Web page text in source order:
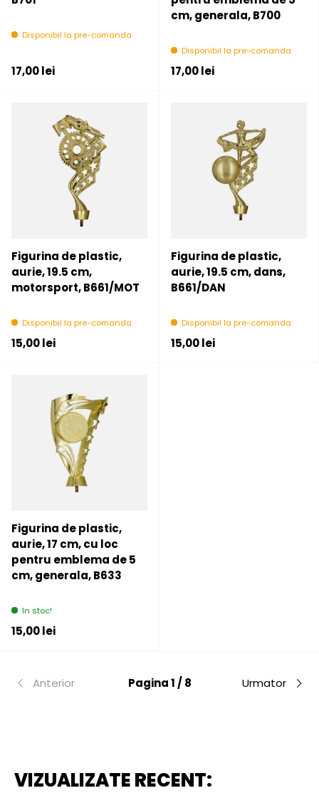
Disponibil la pre-comanda
Pret initial
17,00 lei
cm, generala, B700
Disponibil la pre-comanda
Pret initial
17,00 lei
Figurina de plastic,
aurie, 19.5 cm,
motorsport, B661/MOT
Disponibil la pre-comanda
Pret initial
15,00 lei
Figurina de plastic,
aurie, 19.5 cm, dans,
B661/DAN
Disponibil la pre-comanda
Pret initial
15,00 lei
Figurina de plastic,
aurie, 17 cm, cu loc
pentru emblema de 5
cm, generala, B633
In stoc!
Pret initial
15,00 lei
Anterior Pagina 1 / 8 Urmator
VIZUALIZATE RECENT: